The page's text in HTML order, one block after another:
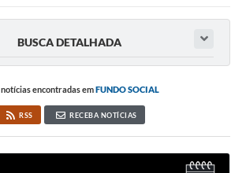
BUSCA DETALHADA
notícias encontradas emFUNDO SOCIAL
RSS RECEBA NOTÍCIAS